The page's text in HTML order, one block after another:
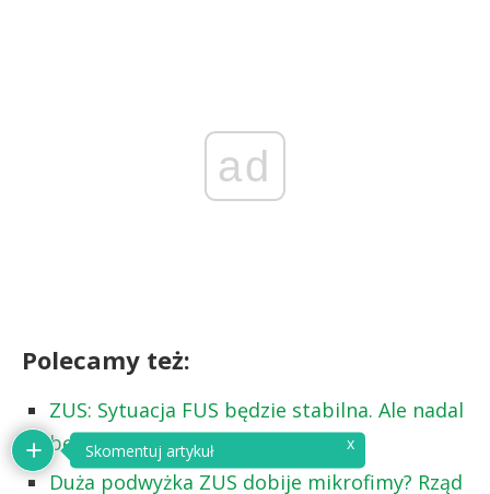
ad
Polecamy też:
ZUS: Sytuacja FUS będzie stabilna. Ale nadal
będzie on deficytowy
Duża podwyżka ZUS dobije mikrofimy? Rząd
Skomentuj artykuł x